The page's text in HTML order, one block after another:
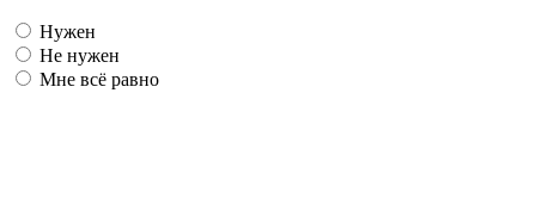
Нужен
Не нужен
Мне всё равно